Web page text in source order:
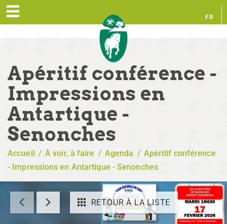
FR
Apéritif conférence -
Impressions en
Antartique -
Senonches
Accueil / À voir, à faire / Agenda / Apéritif conférence
- Impressions en Antartique - Senonches
RETOUR À LA LISTE